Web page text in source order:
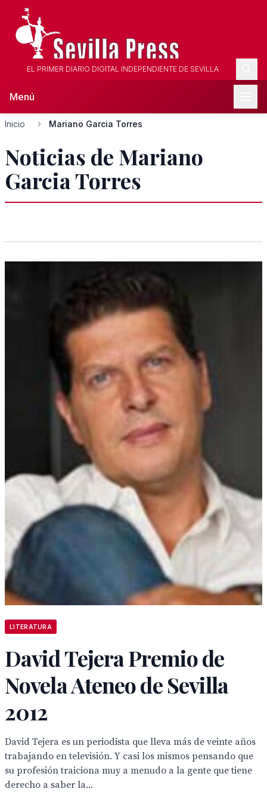
EL PRIMER DIARIO DIGITAL INDEPENDIENTE DE SEVILLA
Menú
Inicio Mariano Garcia Torres
Noticias de Mariano
Garcia Torres
LITERATURA
David Tejera Premio de
Novela Ateneo de Sevilla
2012
David Tejera es un periodista que lleva más de veinte años
trabajando en televisión. Y casi los mismos pensando que
su profesión traiciona muy a menudo a la gente que tiene
derecho a saber la...